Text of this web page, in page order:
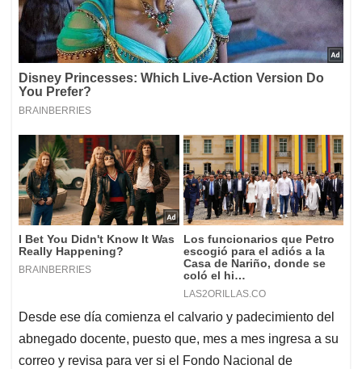
Desde ese día comienza el calvario y padecimiento del
abnegado docente, puesto que, mes a mes ingresa a su
correo y revisa para ver si el Fondo Nacional de